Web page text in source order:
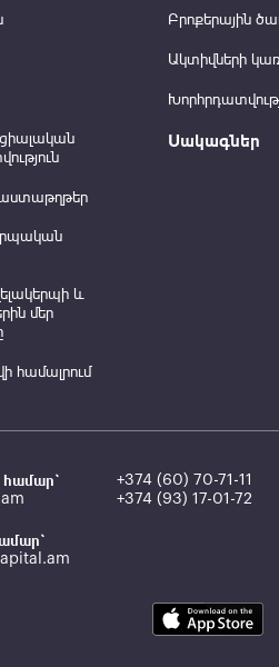
և
մեր
համալրում
Բրոքերային
Ակտիվների
Սակագներ
համար`
+374 (60) 70-71-11
+374 (93) 17-01-72